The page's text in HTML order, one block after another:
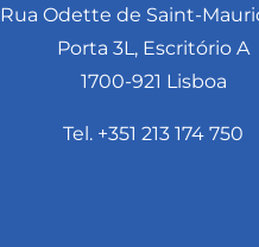
Rua Odette de Saint-
Porta 3L, Escritório A
1700-921 Lisboa
Tel. +351 213 174 750